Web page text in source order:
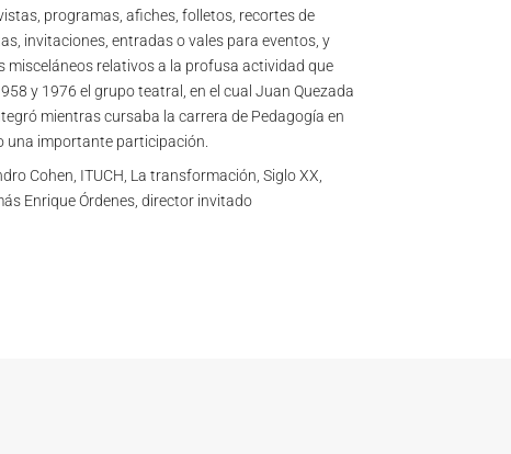
programas, afiches, folletos, recortes de
invitaciones, entradas o vales para eventos, y
misceláneos relativos a la profusa actividad que
y 1976 el grupo teatral, en el cual Juan Quezada
mientras cursaba la carrera de Pedagogía en
una importante participación.
Cohen, ITUCH, La transformación, Siglo XX,
Enrique Órdenes, director invitado